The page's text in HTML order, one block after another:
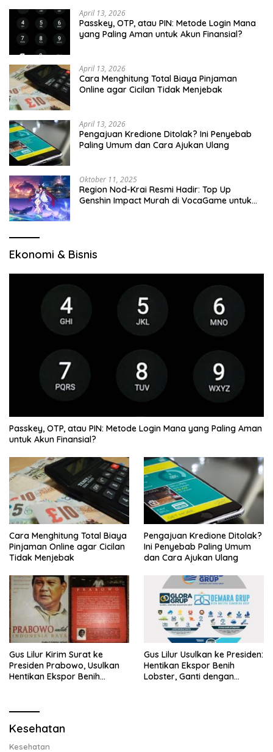
April 13, 2026
Passkey, OTP, atau PIN: Metode Login Mana
yang Paling Aman untuk Akun Finansial?
April 13, 2026
Cara Menghitung Total Biaya Pinjaman
Online agar Cicilan Tidak Menjebak
April 13, 2026
Pengajuan Kredione Ditolak? Ini Penyebab
Paling Umum dan Cara Ajukan Ulang
Oktober 11, 2025
Region Nod-Krai Resmi Hadir: Top Up
Genshin Impact Murah di VocaGame untuk
Ekonomi & Bisnis
Passkey, OTP, atau PIN: Metode Login Mana yang Paling Aman
untuk Akun Finansial?
Cara Menghitung Total Biaya
Pinjaman Online agar Cicilan
Tidak Menjebak
Pengajuan Kredione Ditolak?
Ini Penyebab Paling Umum
dan Cara Ajukan Ulang
Gus Lilur Kirim Surat ke
Presiden Prabowo, Usulkan
Hentikan Ekspor Benih
Gus Lilur Usulkan ke Presiden:
Hentikan Ekspor Benih
Lobster, Ganti dengan
Kesehatan
Kesehatan